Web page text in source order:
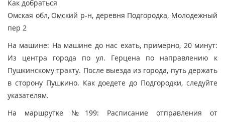
Как добраться
Омская обл, Омский р-н, деревня Подгородка, Молодежный
пер 2
На машине: На машине до нас ехать, примерно, 20 минут:
Из центра города по ул. Герцена по направлению к
Пушкинскому тракту. После выезда из города, путь держать
в сторону Пушкино. Как доедете до Подгородки, следуйте
указателям.
На маршрутке №199: Расписание отправления от